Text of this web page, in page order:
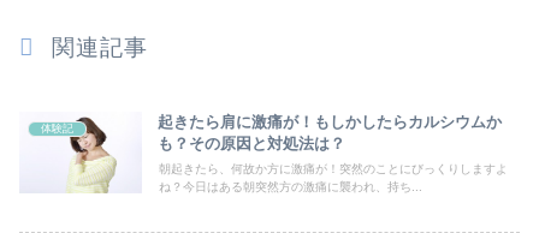
関連記事
体験記
起きたら肩に激痛が！もしかしたらカルシウムか
も？その原因と対処法は？
朝起きたら、何故か方に激痛が！突然のことにびっくりしますよ
ね？今日はある朝突然方の激痛に襲われ、持ち...